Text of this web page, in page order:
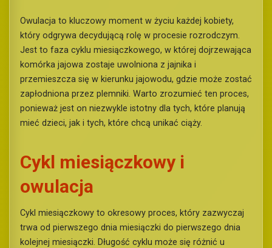
Owulacja to kluczowy moment w życiu każdej kobiety,
który odgrywa decydującą rolę w procesie rozrodczym.
Jest to faza cyklu miesiączkowego, w której dojrzewająca
komórka jajowa zostaje uwolniona z jajnika i
przemieszcza się w kierunku jajowodu, gdzie może zostać
zapłodniona przez plemniki. Warto zrozumieć ten proces,
ponieważ jest on niezwykle istotny dla tych, które planują
mieć dzieci, jak i tych, które chcą unikać ciąży.
Cykl miesiączkowy i
owulacja
Cykl miesiączkowy to okresowy proces, który zazwyczaj
trwa od pierwszego dnia miesiączki do pierwszego dnia
kolejnej miesiączki. Długość cyklu może się różnić u